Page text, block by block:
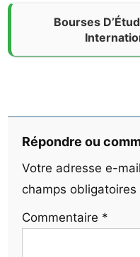
Bourses
Répondre ou
Votre adresse e-
champs
Commentaire *